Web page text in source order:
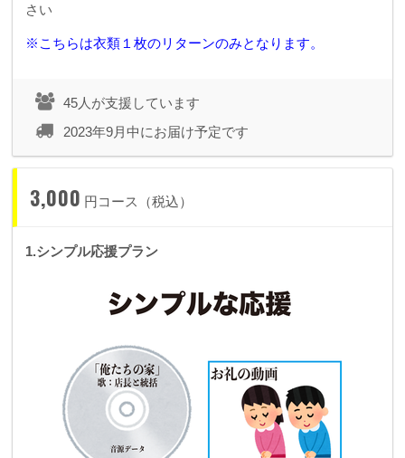
さい
※こちらは衣類１枚のリターンのみとなります。
45人が支援しています
2023年9月中にお届け予定です
3,000 円コース（税込）
1.シンプル応援プラン